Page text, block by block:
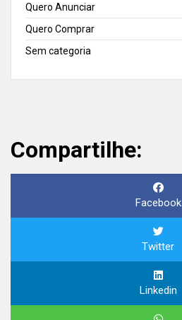
Quero Anunciar
Quero Comprar
Sem categoria
Compartilhe:
Facebook
Twitter
Linkedin